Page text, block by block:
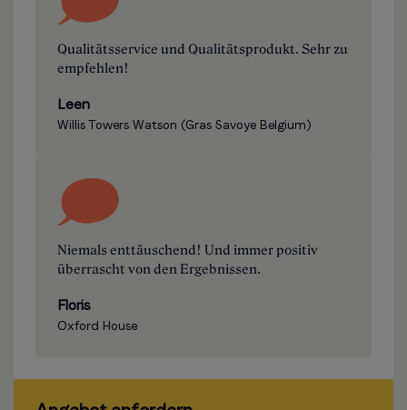
Qualitätsservice und Qualitätsprodukt. Sehr zu
empfehlen!
Leen
Willis Towers Watson (Gras Savoye Belgium)
Niemals enttäuschend! Und immer positiv
überrascht von den Ergebnissen.
Floris
Oxford House